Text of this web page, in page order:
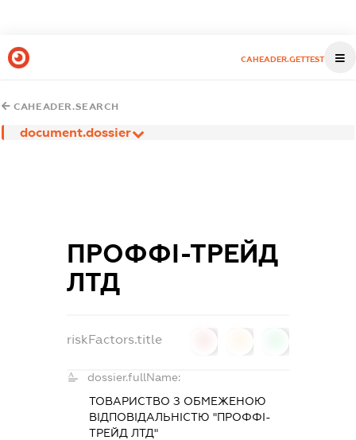
CAHEADER.GETTEST
CAHEADER.SEARCH
document.dossier
ПРОФФІ-ТРЕЙД
ЛТД
riskFactors.title
dossier.fullName:
ТОВАРИСТВО З ОБМЕЖЕНОЮ
ВІДПОВІДАЛЬНІСТЮ "ПРОФФІ-
ТРЕЙД ЛТД"